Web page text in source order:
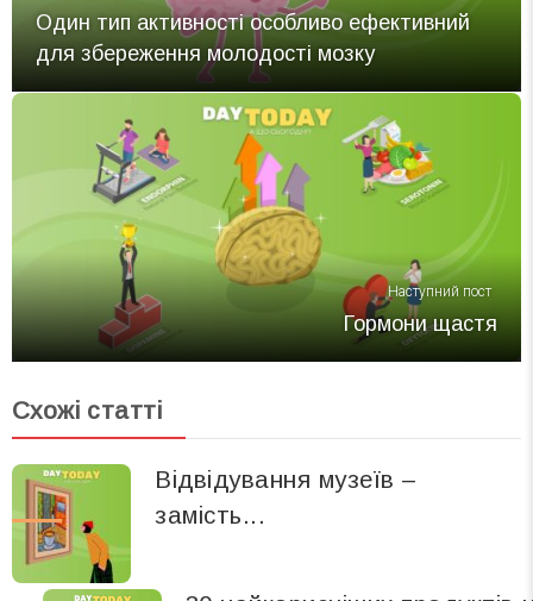
Один тип активності особливо ефективний
для збереження молодості мозку
Наступний пост
Гормони щастя
Схожі статті
Відвідування музеїв –
замість...